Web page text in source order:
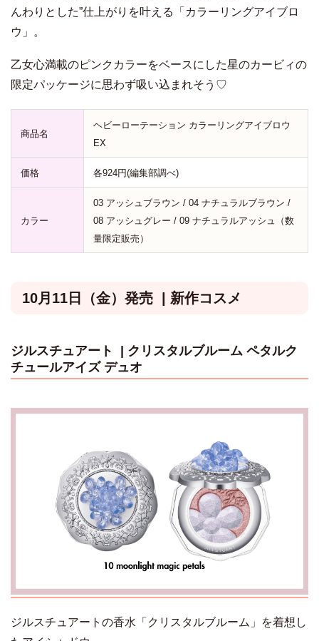
んわりとした”仕上がりを叶える「カラーリングアイブロ
ウ」。
乙女心満載のピンクカラーをベースにした星のカービィの
限定パッケージに思わず吸い込まれそう♡
商品名
ヘビーローテーション カラーリングアイブロウ
EX
価格 各924円(編集部調べ)
カラー
03 アッシュブラウン / 04 ナチュラルブラウン /
08 アッシュグレー / 09 ナチュラルアッシュ（数
量限定販売）
10月11日（金）発売 | 新作コスメ
ジルスチュアート | クリスタルブルーム ペタルク
チュールアイズ デュオ
ジルスチュアートの香水「クリスタルブルーム」を着想し